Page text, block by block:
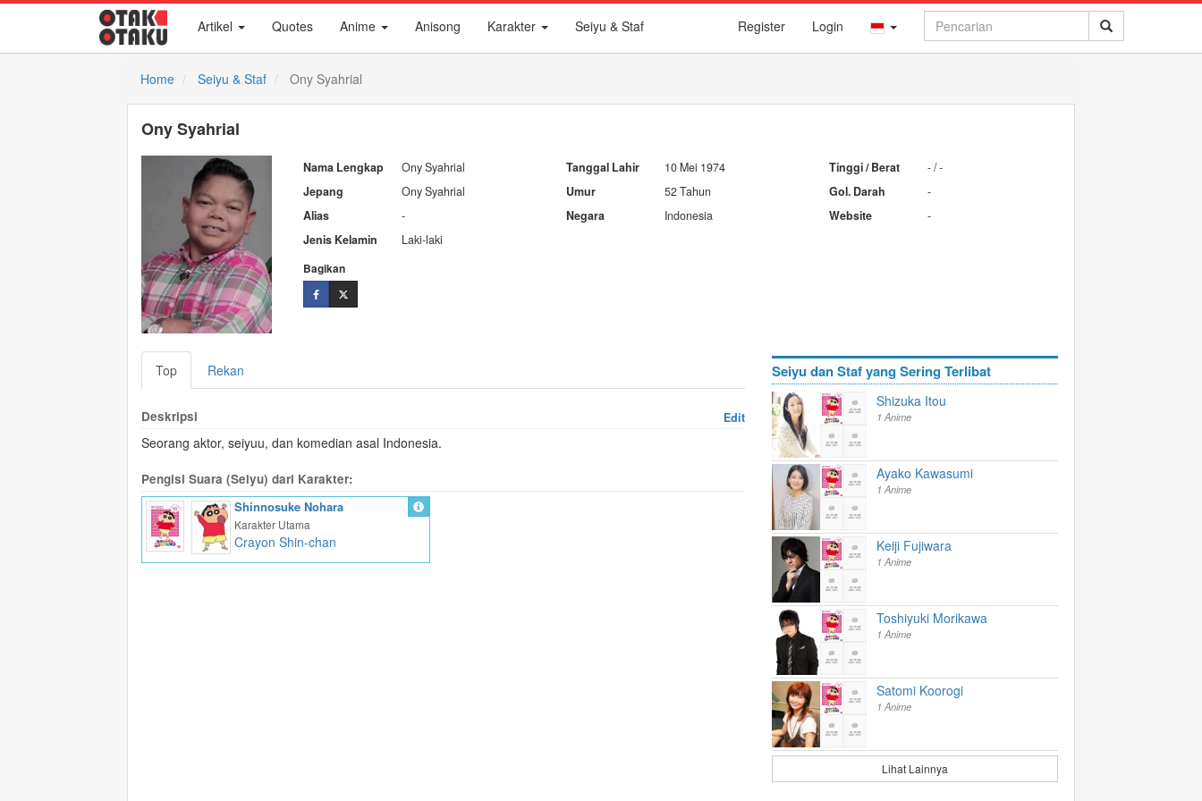
Register Login
Artikel Quotes Anime Anisong Karakter Seiyu & Staf
Home Seiyu & Staf Ony Syahrial
Ony Syahrial
Nama Lengkap
Ony Syahrial
Jepang
Ony Syahrial
Alias
-
Jenis Kelamin
Laki-laki
Tanggal Lahir
10 Mei 1974
Umur
52 Tahun
Negara
Indonesia
Tinggi / Berat
- / -
Gol. Darah
-
Website
-
Bagikan
Top Rekan
Deskripsi Edit
Seorang aktor, seiyuu, dan komedian asal Indonesia.
Pengisi Suara (Seiyu) dari Karakter:
Shinnosuke Nohara
Karakter Utama
Crayon Shin-chan
Seiyu dan Staf yang Sering Terlibat
Shizuka Itou
1 Anime
Ayako Kawasumi
1 Anime
Keiji Fujiwara
1 Anime
Toshiyuki Morikawa
1 Anime
Satomi Koorogi
1 Anime
Lihat Lainnya